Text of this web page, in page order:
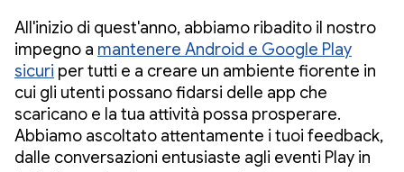
All'inizio di quest'anno, abbiamo ribadito il nostro
impegno a mantenere Android e Google Play
sicuri per tutti e a creare un ambiente fiorente in
cui gli utenti possano fidarsi delle app che
scaricano e la tua attività possa prosperare.
Abbiamo ascoltato attentamente i tuoi feedback,
dalle conversazioni entusiaste agli eventi Play in